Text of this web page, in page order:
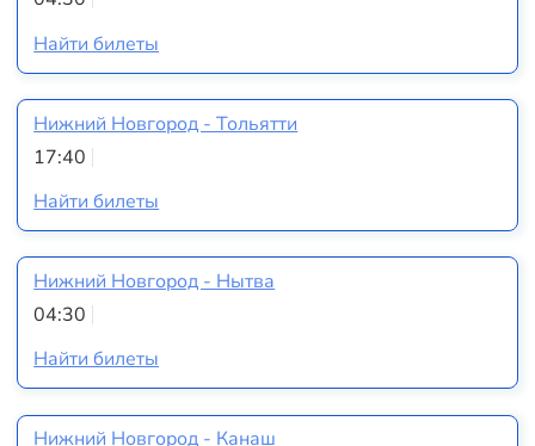
Найти билеты
Нижний Новгород - Тольятти
17:40
Найти билеты
Нижний Новгород - Нытва
04:30
Найти билеты
Нижний Новгород - Канаш